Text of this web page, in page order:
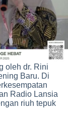
oleh dr. Rini
Baru. Di
Radio Lansia
riuh tepuk